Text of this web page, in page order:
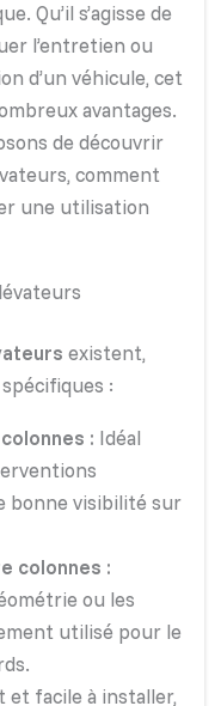
Qu’il s’agisse de
l’entretien ou
d’un véhicule, cet
avantages.
de découvrir
comment
une utilisation
existent,
:
: Idéal
bonne visibilité sur
colonnes :
ou les
utilisé pour le
et facile à installer,